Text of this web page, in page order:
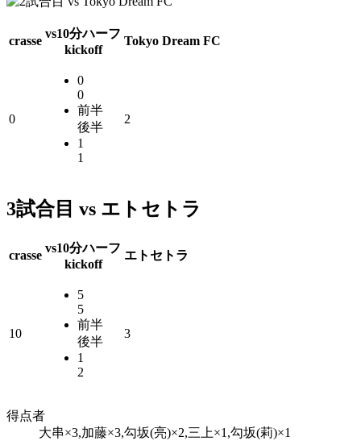
crasse
vs10分ハーフ
kickoff
Tokyo Dream FC
0
0
0
前半
後半
1
1
2
3試合目 vs エトセトラ
crasse
vs10分ハーフ
kickoff
エトセトラ
10
5
5
前半
後半
1
2
3
得点者
大串×3,加藤×3,勾坂(亮)×2,三上×1,勾坂(莉)×1